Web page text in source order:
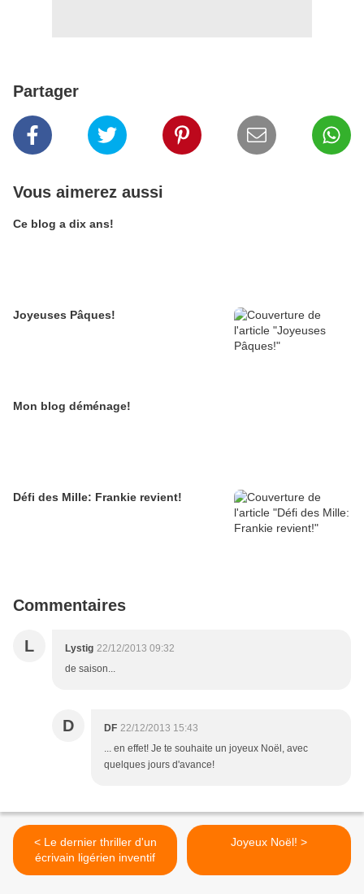
Partager
Vous aimerez aussi
Ce blog a dix ans!
Joyeuses Pâques!
Mon blog déménage!
Défi des Mille: Frankie revient!
Commentaires
L Lystig 22/12/2013 09:32
de saison...
D DF 22/12/2013 15:43
... en effet! Je te souhaite un joyeux Noël, avec
quelques jours d'avance!
< Le dernier thriller d'un
écrivain ligérien inventif
Joyeux Noël! >